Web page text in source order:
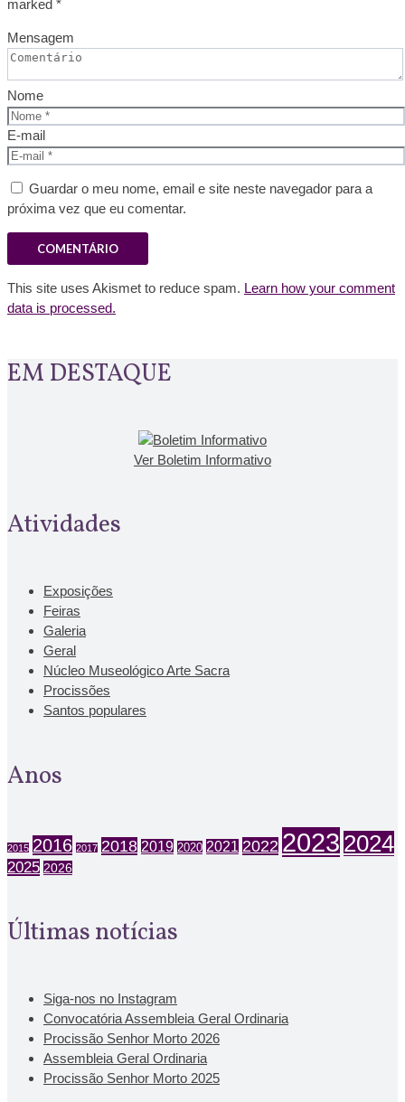
marked *
Mensagem
Nome
E-mail
Guardar o meu nome, email e site neste navegador para a
próxima vez que eu comentar.
This site uses Akismet to reduce spam. Learn how your comment
data is processed.
EM DESTAQUE
Ver Boletim Informativo
Atividades
Exposições
Feiras
Galeria
Geral
Núcleo Museológico Arte Sacra
Procissões
Santos populares
Anos
2015 2016 2017 2018 2019 2020 2021 2022 2023 2024
2025 2026
Últimas notícias
Siga-nos no Instagram
Convocatória Assembleia Geral Ordinaria
Procissão Senhor Morto 2026
Assembleia Geral Ordinaria
Procissão Senhor Morto 2025